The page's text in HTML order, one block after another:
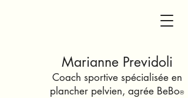
Marianne Previdoli
Coach sportive spécialisée en
plancher pelvien, agrée BeBo®